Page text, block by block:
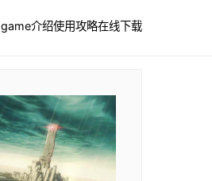
game介绍使用攻略在线下载